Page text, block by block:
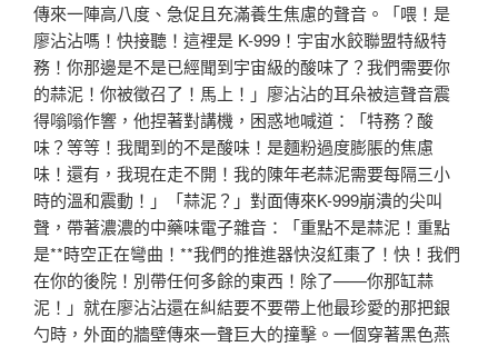
傳來一陣高八度、急促且充滿養生焦慮的聲音。「喂！是
廖沾沾嗎！快接聽！這裡是 K-999！宇宙水餃聯盟特級特
務！你那邊是不是已經聞到宇宙級的酸味了？我們需要你
的蒜泥！你被徵召了！馬上！」廖沾沾的耳朵被這聲音震
得嗡嗡作響，他捏著對講機，困惑地喊道：「特務？酸
味？等等！我聞到的不是酸味！是麵粉過度膨脹的焦慮
味！還有，我現在走不開！我的陳年老蒜泥需要每隔三小
時的溫和震動！」「蒜泥？」對面傳來K-999崩潰的尖叫
聲，帶著濃濃的中藥味電子雜音：「重點不是蒜泥！重點
是**時空正在彎曲！**我們的推進器快沒紅棗了！快！我們
在你的後院！別帶任何多餘的東西！除了——你那缸蒜
泥！」就在廖沾沾還在糾結要不要帶上他最珍愛的那把銀
勺時，外面的牆壁傳來一聲巨大的撞擊。一個穿著黑色燕